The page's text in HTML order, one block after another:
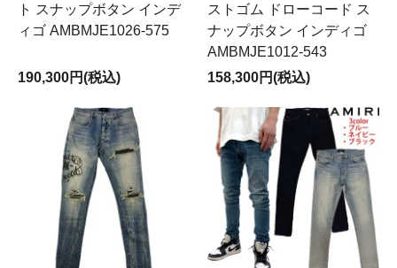
ト スナップボタン インデ
ィゴ AMBMJE1026-575
190,300円(税込)
ストゴム ドローコード ス
ナップボタン インディゴ
AMBMJE1012-543
158,300円(税込)